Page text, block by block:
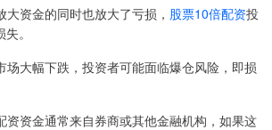
大资金的同时也放大了亏损， 股票10倍配资投
。
场大幅下跌，投资者可能面临爆仓风险，即损
资资金通常来自券商或其他金融机构，如果这